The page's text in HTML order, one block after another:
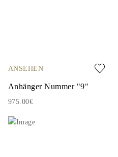
ANSEHEN
Anhänger Nummer "9"
975.00€